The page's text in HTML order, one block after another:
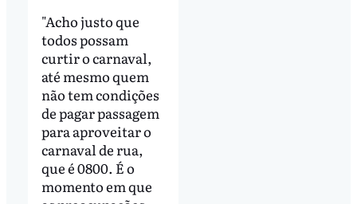
"Acho justo que
todos possam
curtir o carnaval,
até mesmo quem
não tem condições
de pagar passagem
para aproveitar o
carnaval de rua,
que é 0800. É o
momento em que